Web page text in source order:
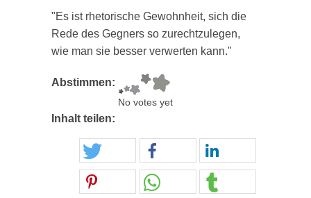
"Es ist rhetorische Gewohnheit, sich die
Rede des Gegners so zurechtzulegen,
wie man sie besser verwerten kann."
Abstimmen:
No votes yet
Inhalt teilen: